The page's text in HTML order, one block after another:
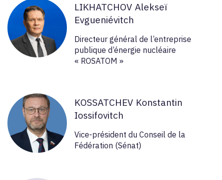
LIKHATCHOV Alekseï
Evgueniévitch
Directeur général de l’entreprise
publique d’énergie nucléaire
« ROSATOM »
KOSSATCHEV Konstantin
Iossifovitch
Vice-président du Conseil de la
Fédération (Sénat)